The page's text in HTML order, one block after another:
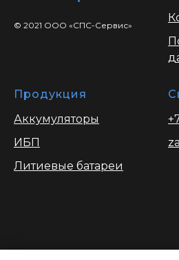
© 2021 ООО «СПС-Сервис»
Продукция
Аккумуляторы
ИБП
Литиевые батареи